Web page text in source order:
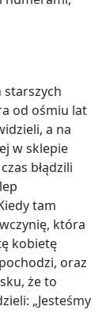
starszych
od ośmiu lat
a na
w sklepie
błądzili
tam
która
kobietę
oraz
że to
„Jesteśmy